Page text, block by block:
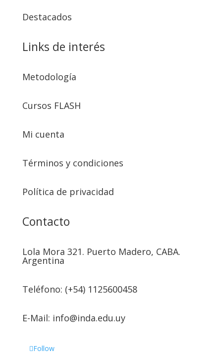
Destacados
Links de interés
Metodología
Cursos FLASH
Mi cuenta
Términos y condiciones
Política de privacidad
Contacto
Lola Mora 321. Puerto Madero, CABA.
Argentina
Teléfono: (+54) 1125600458
E-Mail: info@inda.edu.uy
Follow